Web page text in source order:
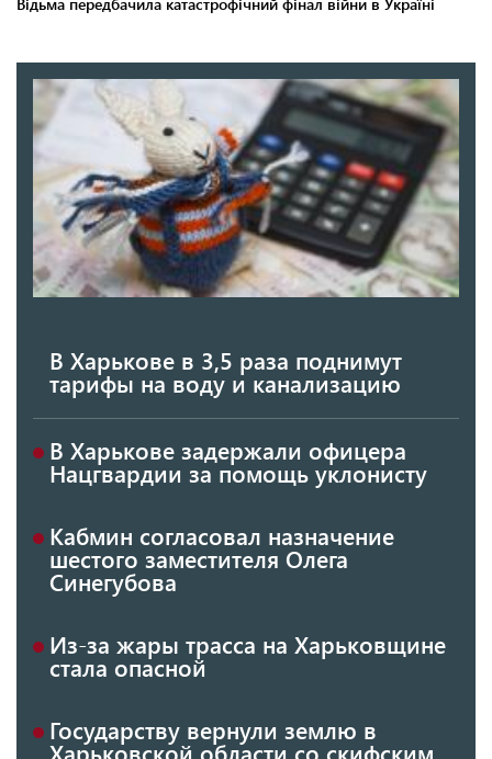
В Харькове в 3,5 раза поднимут
тарифы на воду и канализацию
В Харькове задержали офицера
Нацгвардии за помощь уклонисту
Кабмин согласовал назначение
шестого заместителя Олега
Синегубова
Из-за жары трасса на Харьковщине
стала опасной
Государству вернули землю в
Харьковской области со скифским